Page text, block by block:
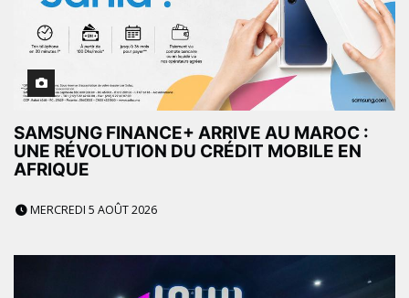
SAMSUNG FINANCE+ ARRIVE AU MAROC :
UNE RÉVOLUTION DU CRÉDIT MOBILE EN
AFRIQUE
MERCREDI 5 AOÛT 2026